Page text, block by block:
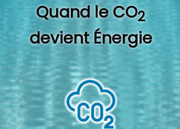
Quand le CO2
devient Énergie